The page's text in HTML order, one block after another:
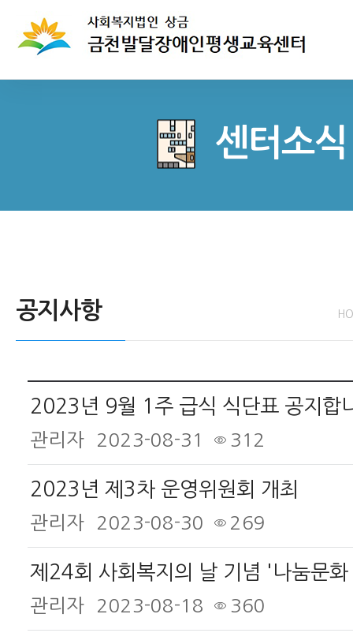
센터소식
공지사항
2023년 9월 1주 급식 식단표 공지합
관리자 2023-08-31 312
2023년 제3차 운영위원회 개최
관리자 2023-08-30 269
관리자 2023-08-18 360